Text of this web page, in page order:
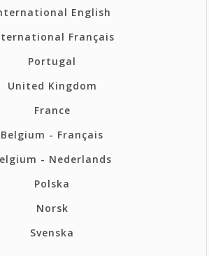
English
Français
Portugal
United Kingdom
France
Belgium - Français
- Nederlands
Polska
Norsk
Svenska